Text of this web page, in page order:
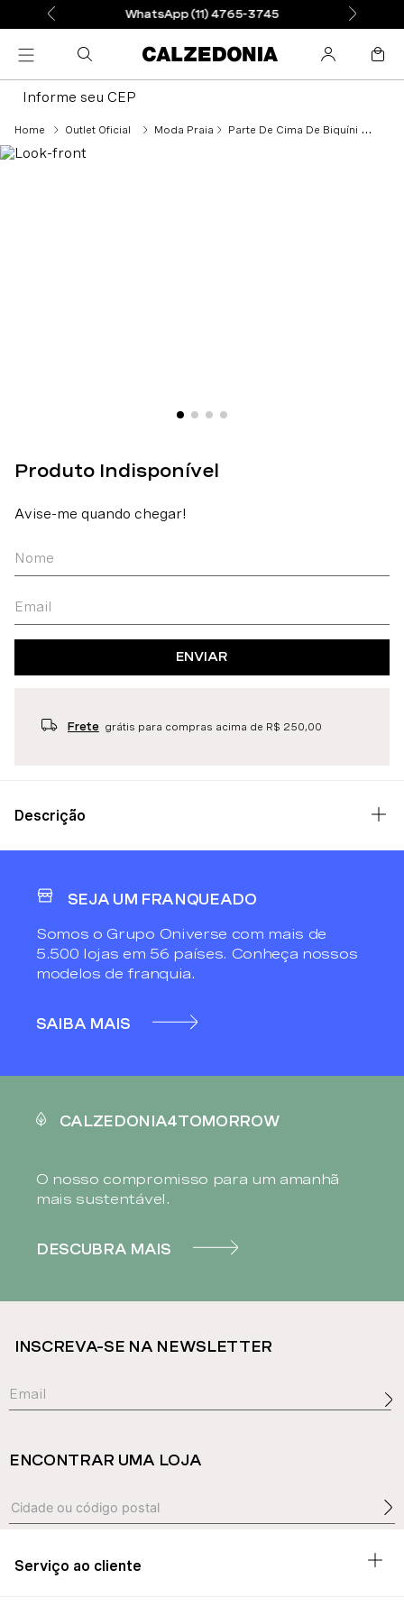
WhatsApp (11) 4765-3745
Informe seu CEP
Outlet Oficial Moda Praia Parte De Cima De Biquíni Push-Up Almofadado Indonesia Eco - Laranja
ENVIAR
Frete grátis para compras acima de R$ 250,00
Descrição
SEJA UM FRANQUEADO
Somos o Grupo Oniverse com mais de
5.500 lojas em 56 países. Conheça nossos
modelos de franquia.
SAIBA MAIS
CALZEDONIA4TOMORROW
O nosso compromisso para um amanhã
mais sustentável.
DESCUBRA MAIS
INSCREVA-SE NA NEWSLETTER
ENCONTRAR UMA LOJA
Serviço ao cliente